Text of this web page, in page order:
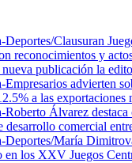
Clausuran
reconocimientos y
publicación la
advierten
a las exportaciones
Álvarez destaca
desarrollo comercial
Deportes/María
en los XXV Juegos